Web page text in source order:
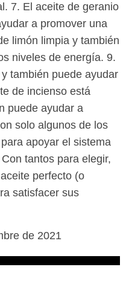
7. El aceite de geranio
a promover una
limón limpia y también
niveles de energía. 9.
también puede ayudar
de incienso está
puede ayudar a
solo algunos de los
apoyar el sistema
tantos para elegir,
perfecto (o
satisfacer sus
de 2021